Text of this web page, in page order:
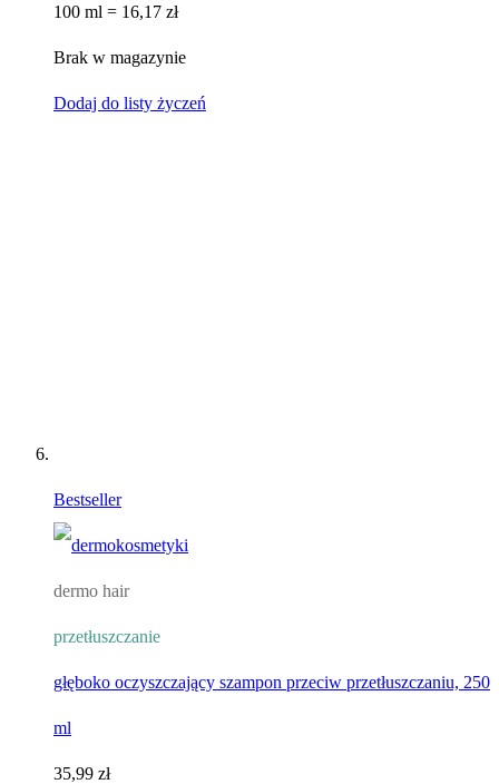
100 ml = 16,17 zł
Brak w magazynie
Dodaj do listy życzeń
Bestseller
dermo hair
przetłuszczanie
głęboko oczyszczający szampon przeciw przetłuszczaniu, 250
ml
35,99 zł